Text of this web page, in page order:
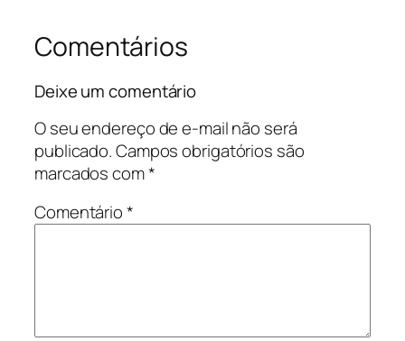
Comentários
Deixe um comentário
O seu endereço de e-mail não será
publicado.Campos obrigatórios são
marcados com*
Comentário*